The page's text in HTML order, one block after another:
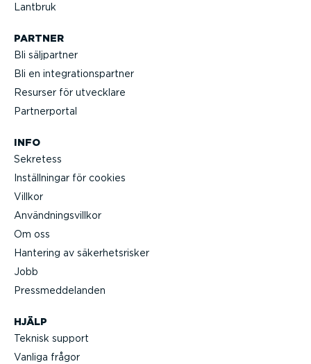
Lantbruk
HJÄLP
Teknisk support
Vanliga frågor
PARTNER
Bli säljpartner
Bli en integ­ra­tions­partner
Resurser för utvecklare
Partner­portal
INFO
Sekretess
Inställ­ningar för cookies
Villkor
Använd­nings­villkor
Om oss
Hantering av säker­hets­risker
Jobb
Press­med­de­landen